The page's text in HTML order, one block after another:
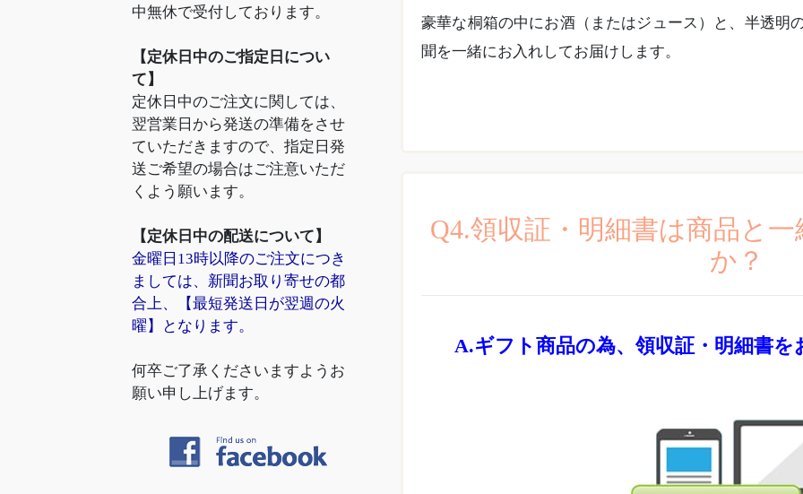
豪華な桐箱の中にお酒（またはジュース）と、半透明
聞を一緒にお入れしてお届けします。
Q4.領収証・明細書は商品と
か？
ギフト商品の為、領収証・明細書
中無休で受付しております。
【定休日中のご指定日につい
て】
定休日中のご注文に関しては、
翌営業日から発送の準備をさせ
ていただきますので、指定日発
送ご希望の場合はご注意いただ
くよう願います。
【定休日中の配送について】
金曜日13時以降のご注文につき
ましては、新聞お取り寄せの都
合上、【最短発送日が翌週の火
曜】となります。
何卒ご了承くださいますようお
願い申し上げます。